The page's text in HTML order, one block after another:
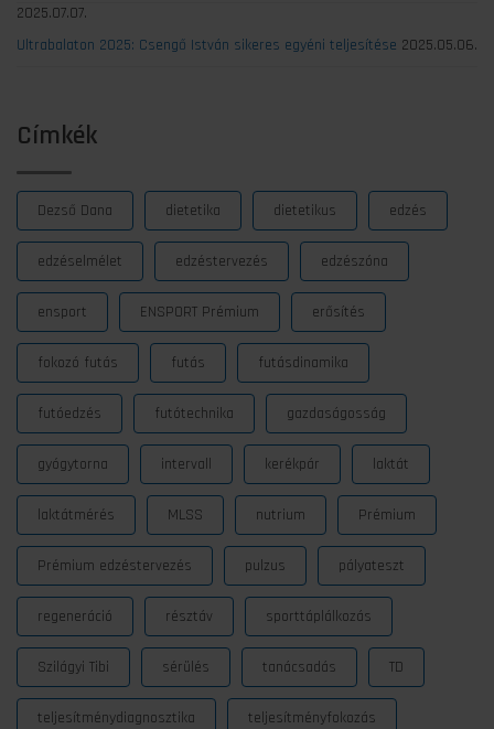
2025.07.07.
Ultrabalaton 2025: Csengő István sikeres egyéni teljesítése 2025.05.06.
Címkék
Dezső Dana dietetika dietetikus edzés
edzéselmélet edzéstervezés edzészóna
ensport ENSPORT Prémium erősítés
fokozó futás futás futásdinamika
futóedzés futótechnika gazdaságosság
gyógytorna intervall kerékpár laktát
laktátmérés MLSS nutrium Prémium
Prémium edzéstervezés pulzus pályateszt
regeneráció résztáv sporttáplálkozás
Szilágyi Tibi sérülés tanácsadás TD
teljesítménydiagnosztika teljesítményfokozás